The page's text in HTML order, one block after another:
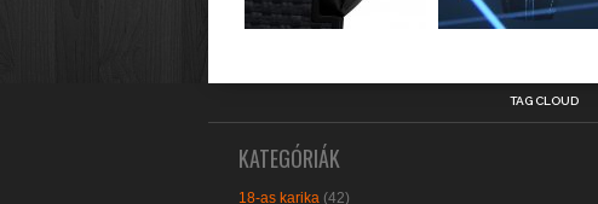
TAG CLOUD
KATEGÓRIÁK
18-as karika (42)